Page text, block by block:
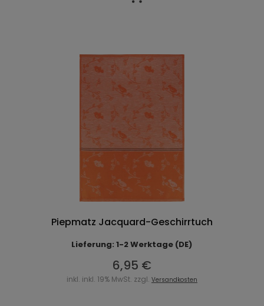
Piepmatz Jacquard-Geschirrtuch
Lieferung: 1-2 Werktage (DE)
6,95 €
inkl. inkl. 19% MwSt. zzgl. Versandkosten